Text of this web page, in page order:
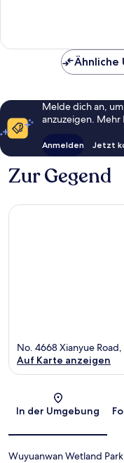
Ähnliche
Melde dich an,
anzuzeigen.
Anmelden Jetzt
Zur Gegend
No. 4668 Xianyue
Auf Karte anzeigen
In der Umgebung
Wuyuanwan Wetland Park